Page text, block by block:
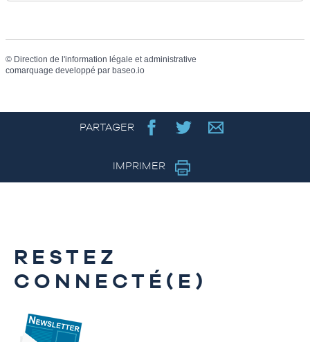
© Direction de l'information légale et administrative
comarquage developpé par baseo.io
PARTAGER
IMPRIMER
RESTEZ
CONNECTÉ(E)